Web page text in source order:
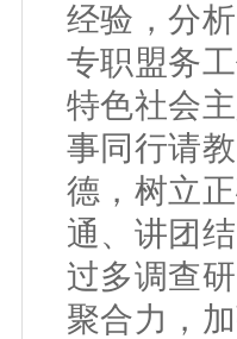
经验，分
专职盟务
特色社会
事同行请
德，树立
通、讲团
过多调查
聚合力，